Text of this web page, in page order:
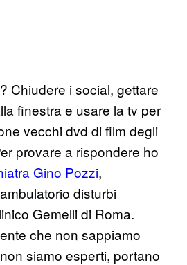
Chiudere i social, gettare
finestra e usare la tv per
vecchi dvd di film degli
provare a rispondere ho
Gino Pozzi,
disturbi
Gemelli di Roma.
che non sappiamo
siamo esperti, portano